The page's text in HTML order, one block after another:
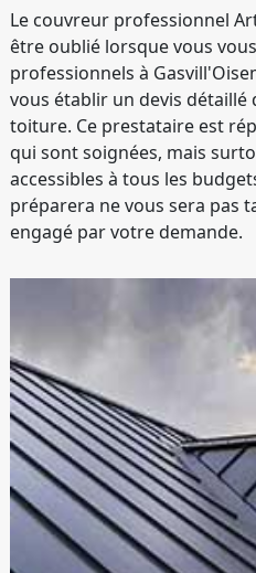
Le couvreur professionnel
être oublié lorsque vous
professionnels à
vous établir un devis
toiture. Ce prestataire est
qui sont soignées, mais
accessibles à tous les
préparera ne vous sera pas
engagé par votre demande.